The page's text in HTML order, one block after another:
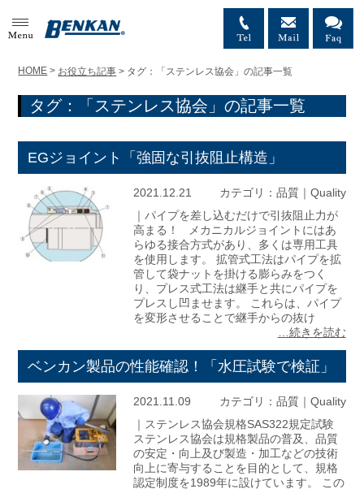
HOME > お役立ち記事 > タグ：「ステンレス協会」の記事一覧
タグ：「ステンレス協会」の記事一覧
EGジョイント「強固な引抜阻止構造」
2021.12.21 カテゴリ： 品質｜Quality
｜パイプを差し込むだけで引抜阻止力が
高まる！ メカニカルジョイントにはあ
らゆる接合方式があり、多くは専用工具
を使用します。 拡管式工法はパイプを拡
管して袋ナットを掛ける膨らみをつく
り、プレス式工法は継手と共にパイプを
プレスし凹ませます。 これらは、パイプ
を変形させることで継手からの抜け
…続きを読む
ベンカン製品の性能確認！「水圧試験で検証」
2021.11.09 カテゴリ： 品質｜Quality
｜ステンレス協会規格SAS322規定試験
ステンレス協会は規格製品の普及、品質
の安定・向上及び製造・加工などの技術
向上に寄与することを目的として、規格
認定制度を1989年に設けています。 この